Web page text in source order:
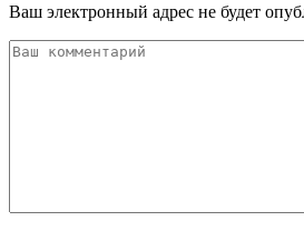
Ваш электронный адрес не будет